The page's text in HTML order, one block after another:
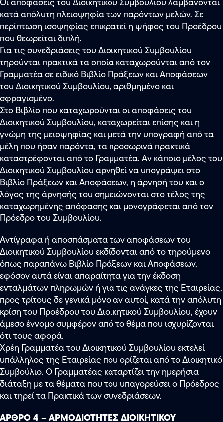
Οι αποφάσεις του Διοικητικού Συμβουλίου λαμβάνονται
κατά απόλυτη πλειοψηφία των παρόντων μελών. Σε
περίπτωση ισοψηφίας επικρατεί η ψήφος του Προέδρου
που θεωρείται διπλή.
Για τις συνεδριάσεις του Διοικητικού Συμβουλίου
τηρούνται πρακτικά τα οποία καταχωρούνται από τον
Γραμματέα σε ειδικό Βιβλίο Πράξεων και Αποφάσεων
του Διοικητικού Συμβουλίου, αριθμημένο και
σφραγισμένο.
Στο Βιβλίο που καταχωρούνται οι αποφάσεις του
Διοικητικού Συμβουλίου, καταχωρείται επίσης και η
γνώμη της μειοψηφίας και μετά την υπογραφή από τα
μέλη που ήσαν παρόντα, τα προσωρινά πρακτικά
καταστρέφονται από το Γραμματέα. Αν κάποιο μέλος του
Διοικητικού Συμβουλίου αρνηθεί να υπογράψει στο
Βιβλίο Πράξεων και Αποφάσεων, η άρνησή του και ο
λόγος της άρνησής του σημειώνονται στο τέλος της
καταχωρημένης απόφασης και μονογράφεται από τον
Πρόεδρο του Συμβουλίου.
Αντίγραφα ή αποσπάσματα των αποφάσεων του
Διοικητικού Συμβουλίου εκδίδονται από το τηρούμενο
όπως παραπάνω Βιβλίο Πράξεων και Αποφάσεων,
εφόσον αυτά είναι απαραίτητα για την έκδοση
ενταλμάτων πληρωμών ή για τις ανάγκες της Εταιρείας,
προς τρίτους δε γενικά μόνο αν αυτοί, κατά την απόλυτη
κρίση του Προέδρου του Διοικητικού Συμβουλίου, έχουν
άμεσο έννομο συμφέρον από το θέμα που ισχυρίζονται
ότι τους αφορά.
Χρέη Γραμματέα του Διοικητικού Συμβουλίου εκτελεί
υπάλληλος της Εταιρείας που ορίζεται από το Διοικητικό
Συμβούλιο. Ο Γραμματέας καταρτίζει την ημερήσια
διάταξη με τα θέματα που του υπαγορεύσει ο Πρόεδρος
και τηρεί τα Πρακτικά των συνεδριάσεων.
ΑΡΘΡΟ 4 – ΑΡΜΟΔΙΟΤΗΤΕΣ ΔΙΟΙΚΗΤΙΚΟΥ